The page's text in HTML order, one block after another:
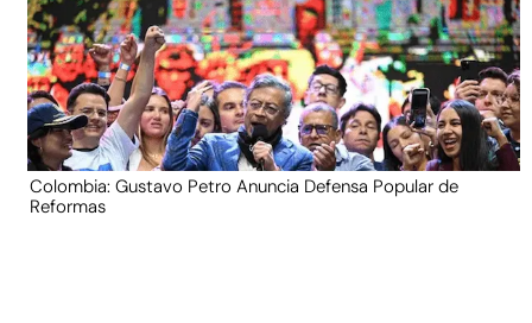
Colombia: Gustavo Petro Anuncia Defensa Popular de
Reformas